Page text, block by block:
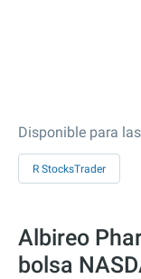
Disponible para
R StocksTrader
Albireo
bolsa